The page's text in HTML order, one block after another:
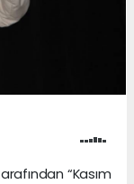
“Kasım